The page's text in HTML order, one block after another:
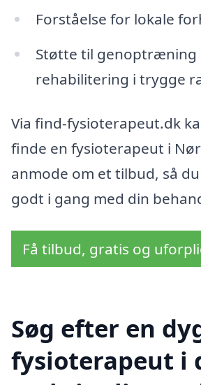
Forståelse for lokale
Støtte til genoptræning
rehabilitering i trygge
Via find-fysioterapeut.dk
finde en fysioterapeut i
anmode om et tilbud, så
godt i gang med din
Få tilbud, gratis og
Søg efter en
fysioterapeut i